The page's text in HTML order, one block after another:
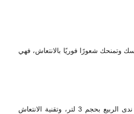
وتمنحك شعورًا فوريًا بالانتعاش، فهي
إنّ راحة الأقمشة ورائحتها ليست مجرد رفاهية منزلية، بل جزء لا يتجزأ من أسلوب حياتك، وهنا يأتي دور المنتج الذي أعاد تعريف نعومة الملابس، منعم ملابس كمفورت برائحة ندى الربيع بحجم 3 لتر، وتقنية الانتعاش